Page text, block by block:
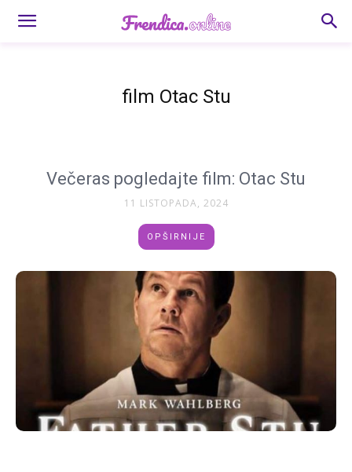
film Otac Stu
Večeras pogledajte film: Otac Stu
11 LISTOPADA, 2024
OPŠIRNIJE